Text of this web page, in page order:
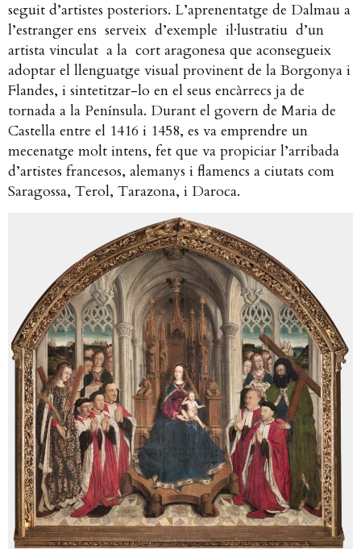
seguit d’artistes posteriors. L’aprenentatge de Dalmau a
l’estranger ens serveix d’exemple il·lustratiu d’un
artista vinculat a la cort aragonesa que aconsegueix
adoptar el llenguatge visual provinent de la Borgonya i
Flandes, i sintetitzar-lo en el seus encàrrecs ja de
tornada a la Península. Durant el govern de Maria de
Castella entre el 1416 i 1458, es va emprendre un
mecenatge molt intens, fet que va propiciar l’arribada
d’artistes francesos, alemanys i flamencs a ciutats com
Saragossa, Terol, Tarazona, i Daroca.